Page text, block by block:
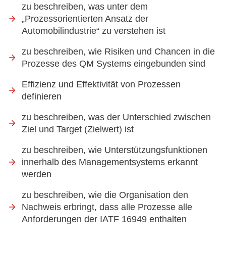
zu beschreiben, was unter dem
„Prozessorientierten Ansatz der
Automobilindustrie“ zu verstehen ist
zu beschreiben, wie Risiken und Chancen in die
Prozesse des QM Systems eingebunden sind
Effizienz und Effektivität von Prozessen
definieren
zu beschreiben, was der Unterschied zwischen
Ziel und Target (Zielwert) ist
zu beschreiben, wie Unterstützungsfunktionen
innerhalb des Managementsystems erkannt
werden
zu beschreiben, wie die Organisation den
Nachweis erbringt, dass alle Prozesse alle
Anforderungen der IATF 16949 enthalten